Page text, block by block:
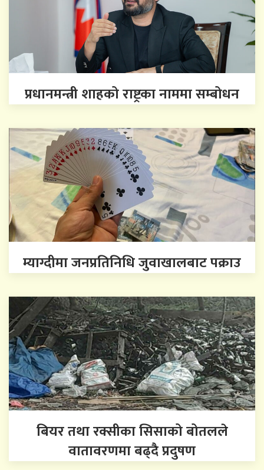
प्रधानमन्त्री शाहको राष्ट्रका नाममा सम्बोधन
म्याग्दीमा जनप्रतिनिधि जुवाखालबाट पक्राउ
बियर तथा रक्सीका सिसाको बोतलले
वातावरणमा बढ्दै प्रदुषण